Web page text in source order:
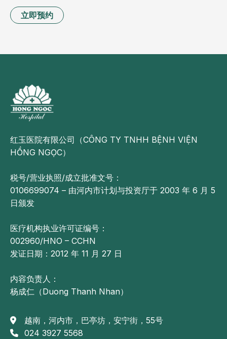
立即预约
红玉医院有限公司（CÔNG TY TNHH BỆNH VIỆN
HỒNG NGỌC）
税号/营业执照/成立批准文号：
0106699074 – 由河内市计划与投资厅于 2003 年 6 月 5
日颁发
医疗机构执业许可证编号：
002960/HNO – CCHN
发证日期：2012 年 11 月 27 日
内容负责人：
杨成仁（Duong Thanh Nhan）
越南，河内市，巴亭坊，安宁街，55号
024 3927 5568